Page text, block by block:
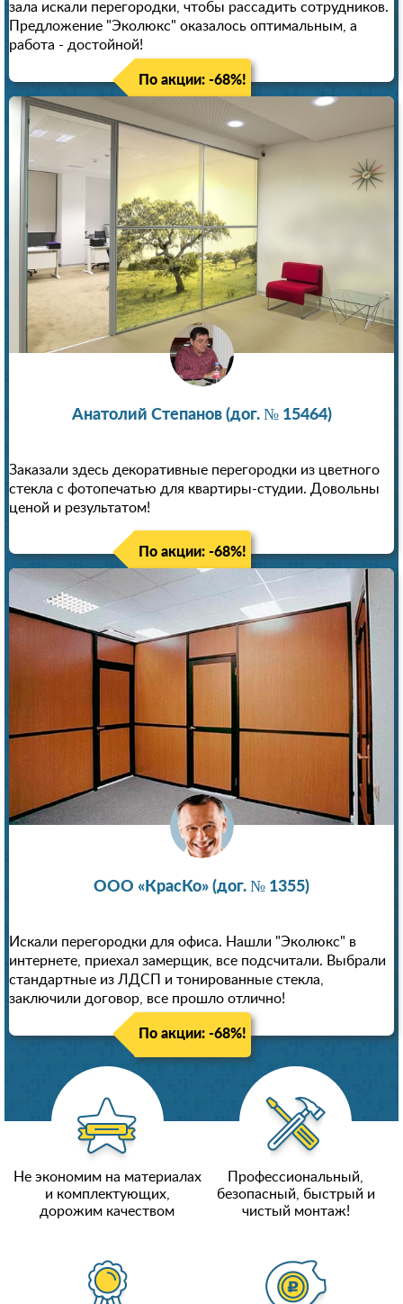
зала искали перегородки, чтобы рассадить сотрудников.
Предложение "Эколюкс" оказалось оптимальным, а
работа - достойной!
По акции: -68%!
Анатолий Степанов (дог. № 15464)
Заказали здесь декоративные перегородки из цветного
стекла с фотопечатью для квартиры-студии. Довольны
ценой и результатом!
По акции: -68%!
ООО «КрасКо» (дог. № 1355)
Искали перегородки для офиса. Нашли "Эколюкс" в
интернете, приехал замерщик, все подсчитали. Выбрали
стандартные из ЛДСП и тонированные стекла,
заключили договор, все прошло отлично!
По акции: -68%!
Не экономим на материалах
и комплектующих,
дорожим качеством
Профессиональный,
безопасный, быстрый и
чистый монтаж!